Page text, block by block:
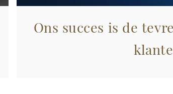
Ons succes is de